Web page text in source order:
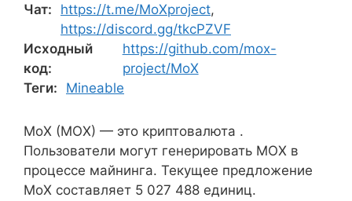
Чат: https://t.me/MoXproject,
https://discord.gg/tkcPZVF
Исходный
код:
https://github.com/mox-
project/MoX
Теги:
Mineable
MoX (MOX) — это криптовалюта .
Пользователи могут генерировать MOX в
процессе майнинга. Текущее предложение
MoX составляет 5 027 488 единиц.